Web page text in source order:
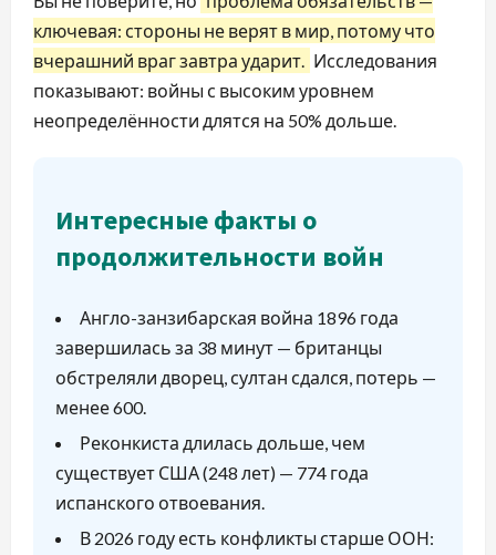
ключевая: стороны не верят в мир, потому что
вчерашний враг завтра ударит.
Исследования
показывают: войны с высоким уровнем
неопределённости длятся на 50% дольше.
Интересные факты о
продолжительности войн
Англо-занзибарская война 1896 года
завершилась за 38 минут — британцы
обстреляли дворец, султан сдался, потерь —
менее 600.
Реконкиста длилась дольше, чем
существует США (248 лет) — 774 года
испанского отвоевания.
В 2026 году есть конфликты старше ООН: